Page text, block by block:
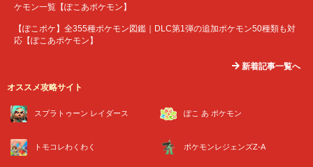
ケモン一覧【ぽこあポケモン】
【ぽこポケ】全355種ポケモン図鑑｜DLC第1弾の追加ポケモン50種類も対
応【ぽこあポケモン】
新着記事一覧へ
オススメ攻略サイト
スプラトゥーン レイダース ぽこ あ ポケモン
トモコレわくわく ポケモンレジェンズZ-A